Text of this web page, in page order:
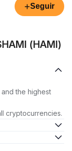
+Seguir
(HAMI)
the highest
cryptocurrencies.